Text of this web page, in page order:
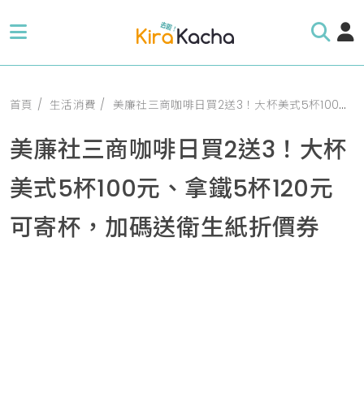
首頁 生活消費 美廉社三商咖啡日買2送3！大杯美式5杯100元、拿鐵5杯120元可寄杯，加碼送衛生紙折價券
美廉社三商咖啡日買2送3！大杯
美式5杯100元、拿鐵5杯120元
可寄杯，加碼送衛生紙折價券